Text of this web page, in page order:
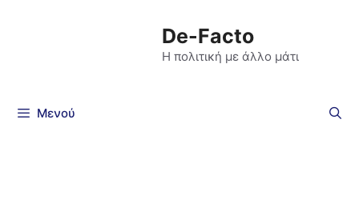
De-Facto
Η πολιτική με άλλο μάτι
Μενού